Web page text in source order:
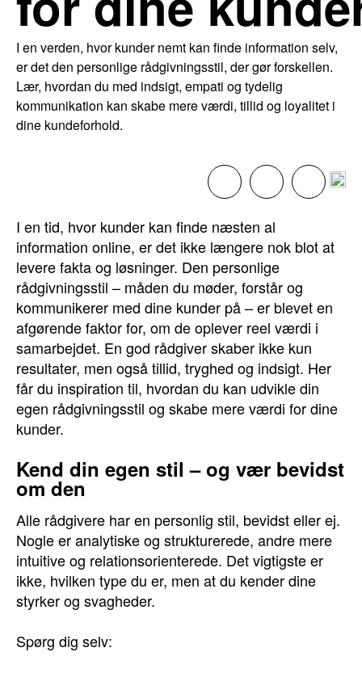
I en verden, hvor kunder nemt kan finde information selv,
er det den personlige rådgivningsstil, der gør forskellen.
Lær, hvordan du med indsigt, empati og tydelig
kommunikation kan skabe mere værdi, tillid og loyalitet i
dine kundeforhold.
I en tid, hvor kunder kan finde næsten al
information online, er det ikke længere nok blot at
levere fakta og løsninger. Den personlige
rådgivningsstil – måden du møder, forstår og
kommunikerer med dine kunder på – er blevet en
afgørende faktor for, om de oplever reel værdi i
samarbejdet. En god rådgiver skaber ikke kun
resultater, men også tillid, tryghed og indsigt. Her
får du inspiration til, hvordan du kan udvikle din
egen rådgivningsstil og skabe mere værdi for dine
kunder.
Kend din egen stil – og vær bevidst
om den
Alle rådgivere har en personlig stil, bevidst eller ej.
Nogle er analytiske og strukturerede, andre mere
intuitive og relationsorienterede. Det vigtigste er
ikke, hvilken type du er, men at du kender dine
styrker og svagheder.
Spørg dig selv: